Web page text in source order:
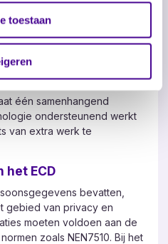
toestaan
en vervangt ook geen
zorgtechnologie. Zo blijft het
aanvullende informatie
één samenhangend
ondersteunend werkt
van extra werk te
ECD
bevatten,
gebied van privacy en
moeten voldoen aan de
zoals NEN7510. Bij het